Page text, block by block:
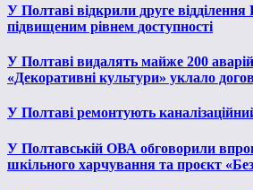
У Полтаві відкрили друге
підвищеним рівнем доступності
У Полтаві видалять майже 200
«Декоративні культури» уклало
У Полтаві ремонтують
У Полтавській ОВА обговорили
шкільного харчування та проєкт